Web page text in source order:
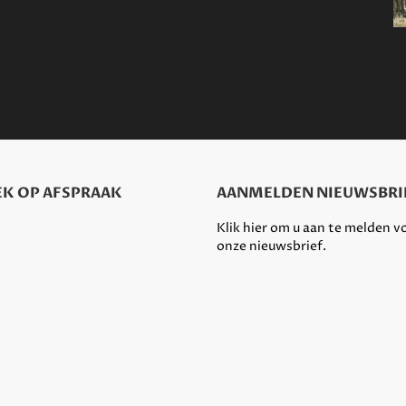
OP AFSPRAAK AANMELDEN
Klik hier om u aan te melden
onze nieuwsbrief.